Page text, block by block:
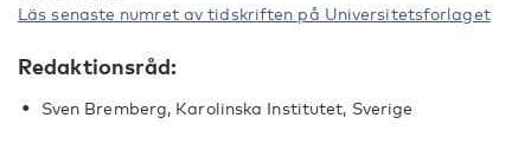
Läs senaste numret av tidskriften på Universitetsforlaget
Redaktionsråd:
Sven Bremberg, Karolinska Institutet, Sverige